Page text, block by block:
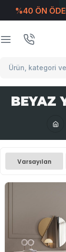
%40 ÖN
BEYAZ
Varsayılan
T-